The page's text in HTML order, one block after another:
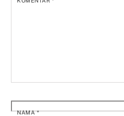
NAMA*